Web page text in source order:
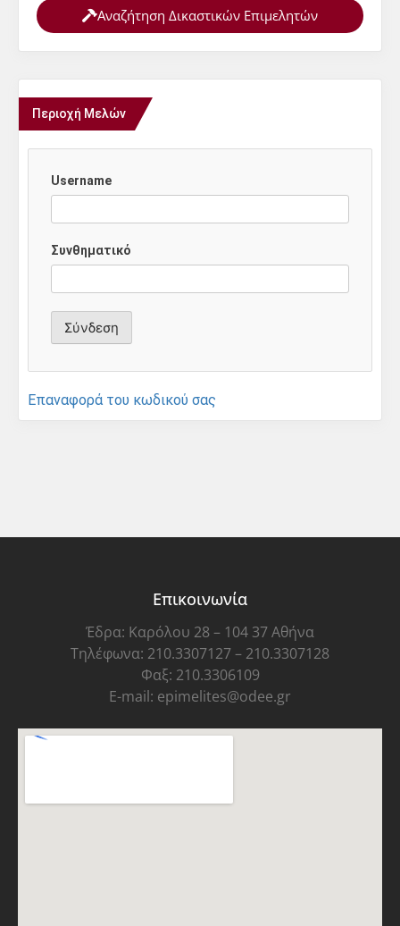
Αναζήτηση Δικαστικών Επιμελητών
Περιοχή Μελών
Username
Συνθηματικό
Επαναφορά του κωδικού σας
Επικοινωνία
Έδρα: Καρόλου 28 – 104 37 Αθήνα
Τηλέφωνα: 210.3307127 – 210.3307128
Φαξ: 210.3306109
E-mail: epimelites@odee.gr